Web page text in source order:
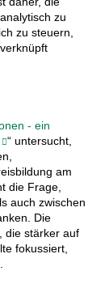
zu
zu steuern,
- ein
“ untersucht,
am
die Frage,
auch zwischen
Die
die stärker auf
fokussiert,